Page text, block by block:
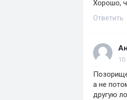
Хорошо,
Ответить
10
а не
другую